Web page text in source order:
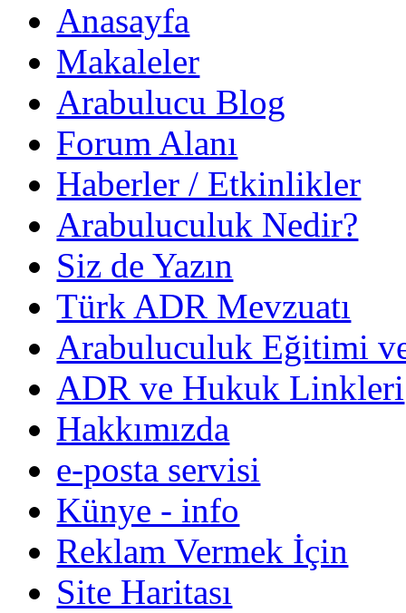
Anasayfa
Makaleler
Arabulucu Blog
Forum Alanı
Haberler / Etkinlikler
Arabuluculuk Nedir?
Siz de Yazın
Türk ADR Mevzuatı
Arabuluculuk Eğitimi
ADR ve Hukuk Linkleri
Hakkımızda
e-posta servisi
Künye - info
Reklam Vermek İçin
Site Haritası